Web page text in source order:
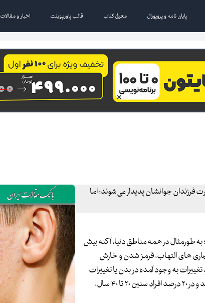
پایان نامه و پروپوزال معرفی کتاب قالب پاورپوینت اخبار و مقالات
جوانشان پدیدار می‌شوند؛ اما
به طورمثال در همه مناطق دنیا، آکنه بیش
های التهاب، قرمز شدن و خارش
به وجود آمده در بدن یا تغییرات
محیطی است. این یک بیماری پوستی شایع جهانی به شمار می‌آید و در ۲۰ درصد افراد سنین ۲۰ تا ۴۰ سال،